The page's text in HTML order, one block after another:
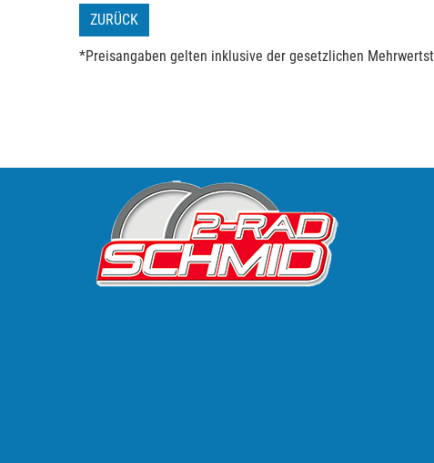
ZURÜCK
*Preisangaben gelten inklusive der gesetzlichen